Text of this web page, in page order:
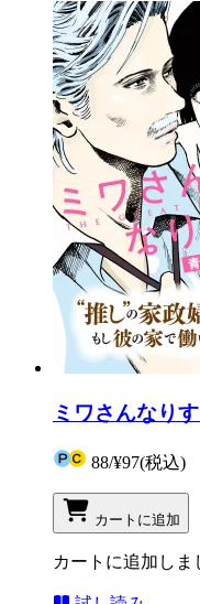
ミワさんなり
88/¥97(税込)
カートに追加
カートに追加しま